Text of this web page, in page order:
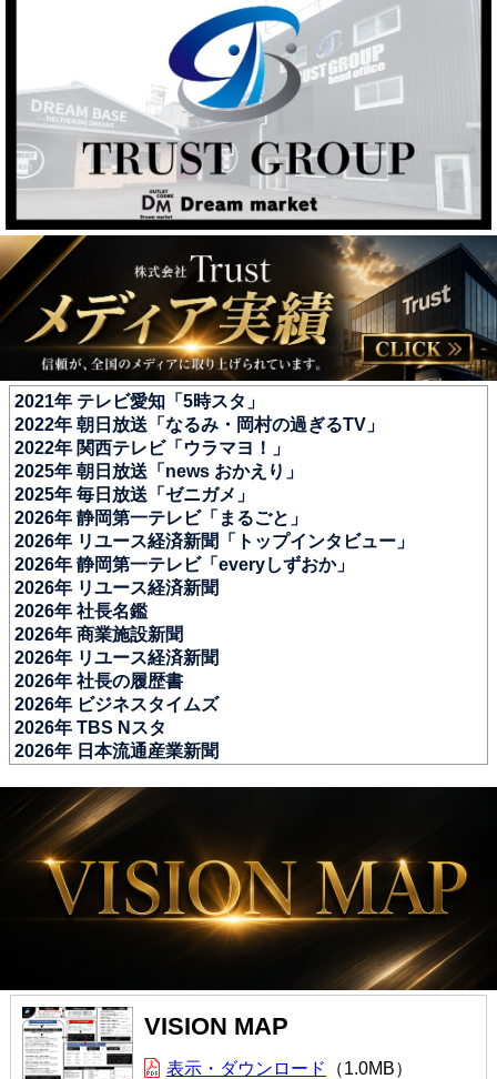
2021年 テレビ愛知「5時スタ」
2022年 朝日放送「なるみ・岡村の過ぎるTV」
2022年 関西テレビ「ウラマヨ！」
2025年 朝日放送「news おかえり」
2025年 毎日放送「ゼニガメ」
2026年 静岡第一テレビ「まるごと」
2026年 リユース経済新聞「トップインタビュー」
2026年 静岡第一テレビ「everyしずおか」
2026年 リユース経済新聞
2026年 社長名鑑
2026年 商業施設新聞
2026年 リユース経済新聞
2026年 社長の履歴書
2026年 ビジネスタイムズ
2026年 TBS Nスタ
2026年 日本流通産業新聞
VISION MAP
表示・ダウンロード 1.0MB